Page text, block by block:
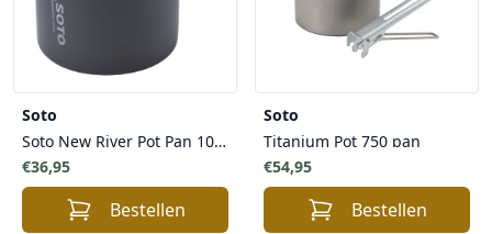
Soto
Soto New River Pot Pan 1000ml Capaciteit - Lichtgewicht Ruimtebesparend Pan voor Kamperen
€36,95
Bestellen
Soto
Titanium Pot 750 pan
€54,95
Bestellen